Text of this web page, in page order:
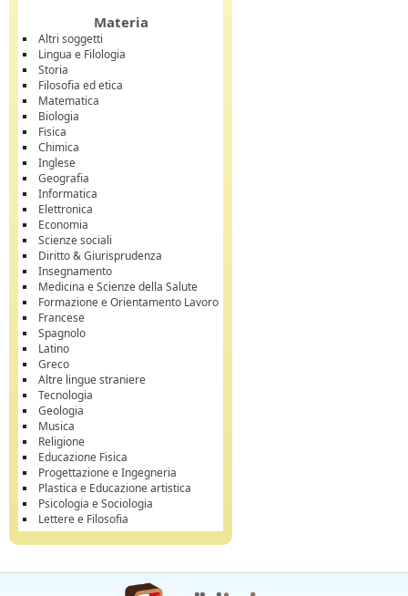
Materia
Altri soggetti
Lingua e Filologia
Storia
Filosofia ed etica
Matematica
Biologia
Fisica
Chimica
Inglese
Geografia
Informatica
Elettronica
Economia
Scienze sociali
Diritto & Giurisprudenza
Insegnamento
Medicina e Scienze della Salute
Formazione e Orientamento Lavoro
Francese
Spagnolo
Latino
Greco
Altre lingue straniere
Tecnologia
Geologia
Musica
Religione
Educazione Fisica
Progettazione e Ingegneria
Plastica e Educazione artistica
Psicologia e Sociologia
Lettere e Filosofia